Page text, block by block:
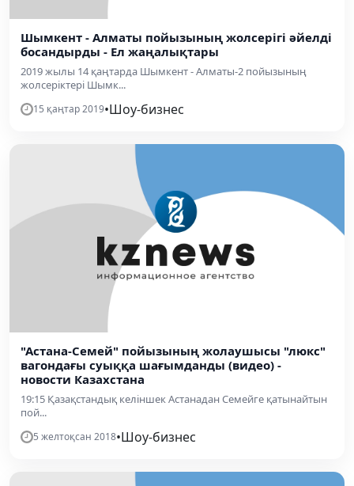
Шымкент - Алматы пойызының жолсерігі әйелді
босандырды - Ел жаңалықтары
2019 жылы 14 қаңтарда Шымкент - Алматы-2 пойызының
жолсеріктері Шымк...
15 қаңтар 2019•Шоу-бизнес
"Астана-Семей" пойызының жолаушысы "люкс"
вагондағы суыққа шағымданды (видео) -
новости Казахстана
19:15 Қазақстандық келіншек Астанадан Семейге қатынайтын
пой...
5 желтоқсан 2018•Шоу-бизнес